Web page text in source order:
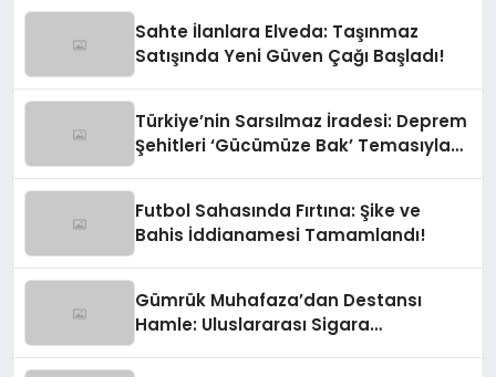
Sahte İlanlara Elveda: Taşınmaz
Satışında Yeni Güven Çağı Başladı!
Türkiye’nin Sarsılmaz İradesi: Deprem
Şehitleri ‘Gücümüze Bak’ Temasıyla
Futbol Sahasında Fırtına: Şike ve
Bahis İddianamesi Tamamlandı!
Gümrük Muhafaza’dan Destansı
Hamle: Uluslararası Sigara